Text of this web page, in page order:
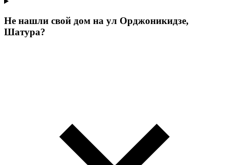
Не нашли свой дом на ул Орджоникидзе,
Шатура?